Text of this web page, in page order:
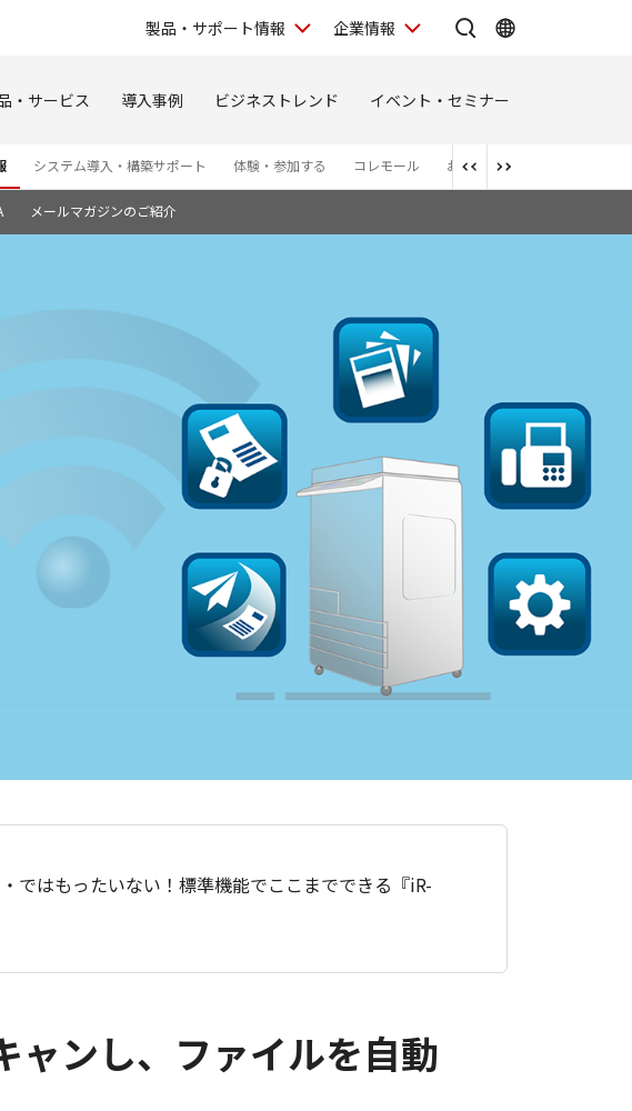
製品・サポート情報 企業情報
・サービス 導入事例 ビジネストレンド イベント・セミナー
システム導入・構築サポート 体験・参加する コレモール お問い合わせ
メールマガジンのご紹介
ではもったいない！標準機能でここまでできる『iR-
ャンし、ファイルを自動